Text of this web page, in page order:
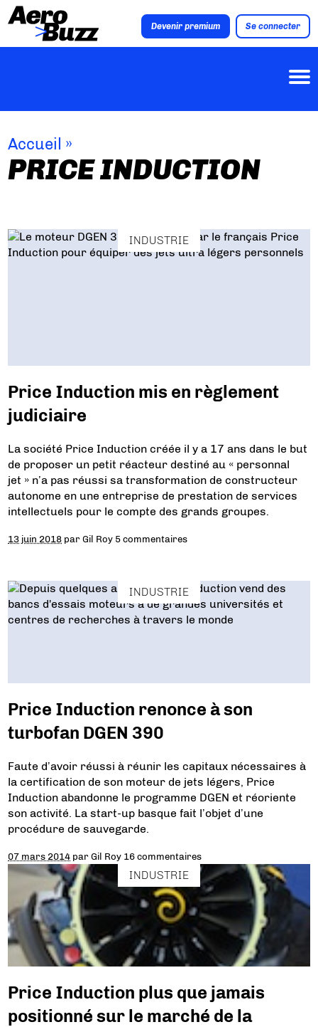
Devenir premium Se connecter
Accueil »
PRICE INDUCTION
INDUSTRIE
Price Induction mis en règlement
judiciaire
La société Price Induction créée il y a 17 ans dans le but
de proposer un petit réacteur destiné au « personnal
jet » n’a pas réussi sa transformation de constructeur
autonome en une entreprise de prestation de services
intellectuels pour le compte des grands groupes.
13 juin 2018 parGil Roy 5 commentaires
INDUSTRIE
Price Induction renonce à son
turbofan DGEN 390
Faute d’avoir réussi à réunir les capitaux nécessaires à
la certification de son moteur de jets légers, Price
Induction abandonne le programme DGEN et réoriente
son activité. La start-up basque fait l’objet d’une
procédure de sauvegarde.
07 mars 2014 parGil Roy 16 commentaires
INDUSTRIE
Price Induction plus que jamais
positionné sur le marché de la